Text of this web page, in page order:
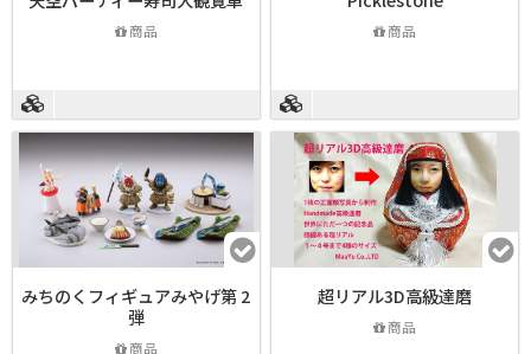
商品 商品
みちのくフィギュアみやげ第 2
弾
商品
超リアル3D高級達磨
商品